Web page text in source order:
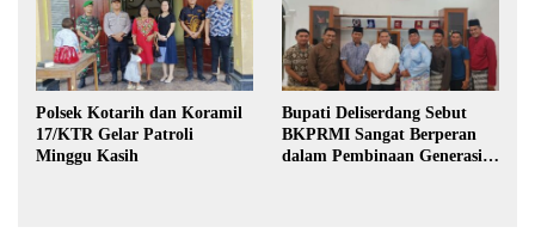
Polsek Kotarih dan Koramil
17/KTR Gelar Patroli
Minggu Kasih
Bupati Deliserdang Sebut
BKPRMI Sangat Berperan
dalam Pembinaan Generasi